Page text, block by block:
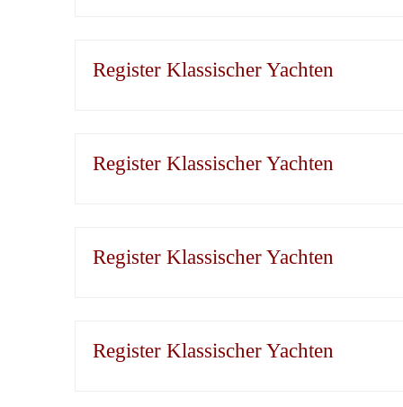
Register Klassischer Yachten
Register Klassischer Yachten
Register Klassischer Yachten
Register Klassischer Yachten